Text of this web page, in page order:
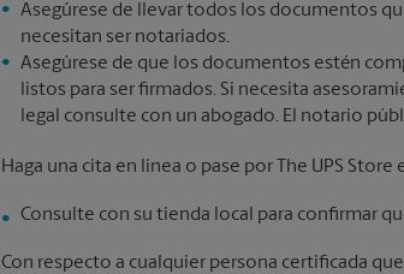
Asegúrese de llevar todos los documentos
necesitan ser notariados.
Asegúrese de que los documentos estén
listos para ser firmados. Si necesita
legal consulte con un abogado. El notario
Haga una cita en línea o pase por The UPS
Consulte con su tienda local para confirmar
Con respecto a cualquier persona certificada